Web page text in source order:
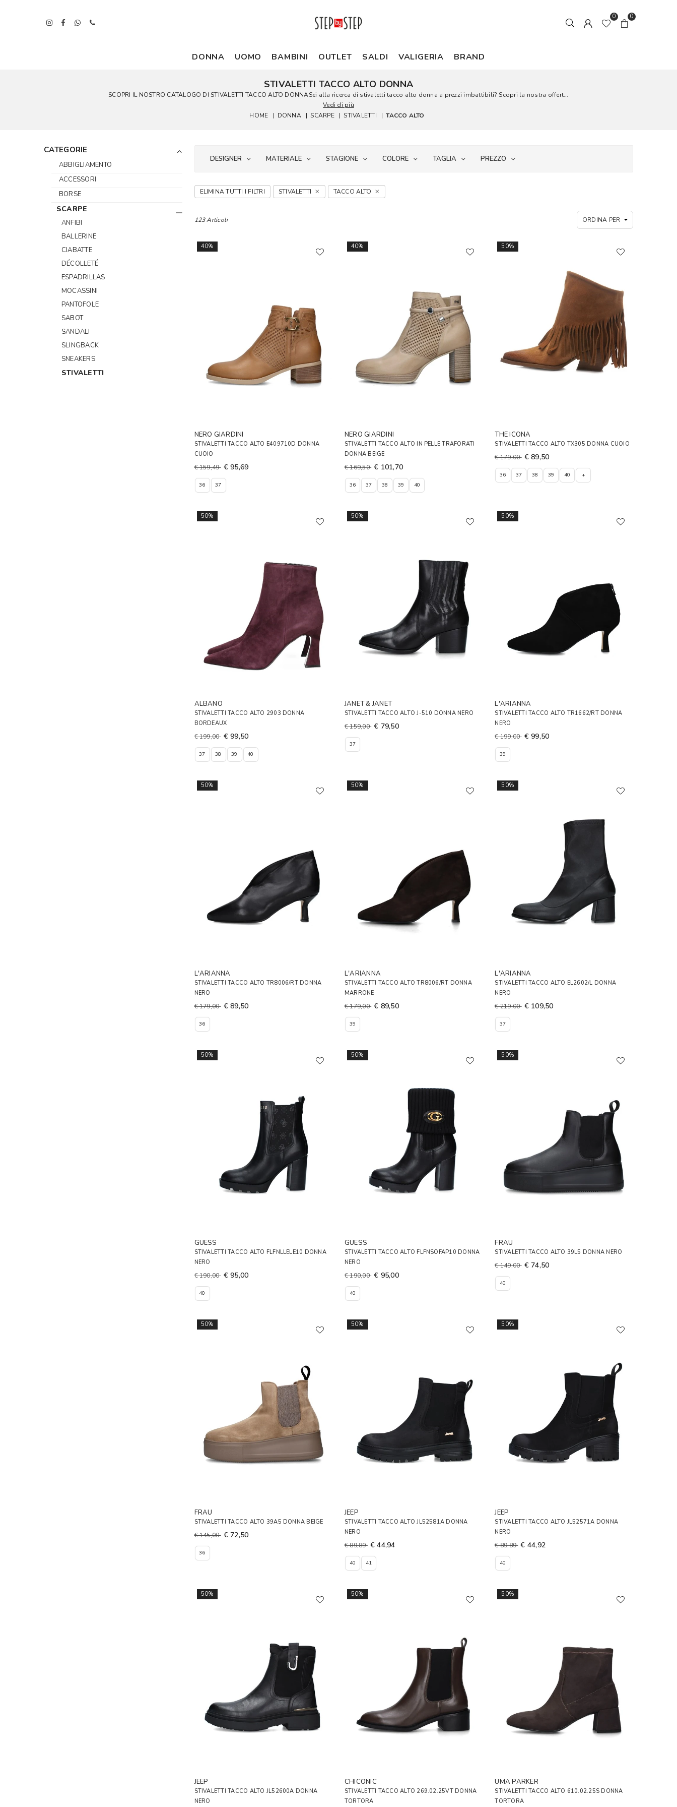
0 0
DONNA UOMO BAMBINI OUTLET SALDI VALIGERIA BRAND
STIVALETTI TACCO ALTO DONNA
SCOPRI IL NOSTRO CATALOGO DI STIVALETTI TACCO ALTO DONNASei alla ricerca di stivaletti tacco alto donna a prezzi imbattibili? Scopri la nostra offert...
Vedi di più
HOME
| DONNA | SCARPE | STIVALETTI | TACCO ALTO
CATEGORIE
ABBIGLIAMENTO
ACCESSORI
BORSE
SCARPE
ANFIBI
BALLERINE
CIABATTE
DÉCOLLETÉ
ESPADRILLAS
MOCASSINI
PANTOFOLE
SABOT
SANDALI
SLINGBACK
SNEAKERS
STIVALETTI
DESIGNER MATERIALE STAGIONE COLORE TAGLIA PREZZO
ELIMINA TUTTI I FILTRI STIVALETTI TACCO ALTO
123 Articoli
40%
NERO GIARDINI
STIVALETTI TACCO ALTO E409710D DONNA
CUOIO
€ 159,49 € 95,69
36 37
40%
NERO GIARDINI
STIVALETTI TACCO ALTO IN PELLE TRAFORATI
DONNA BEIGE
€ 169,50 € 101,70
36 37 38 39 40
50%
THE ICONA
STIVALETTI TACCO ALTO TX305 DONNA CUOIO
€ 179,00 € 89,50
36 37 38 39 40 +
50%
ALBANO
STIVALETTI TACCO ALTO 2903 DONNA
BORDEAUX
€ 199,00 € 99,50
37 38 39 40
50%
JANET & JANET
STIVALETTI TACCO ALTO J-510 DONNA NERO
€ 159,00 € 79,50
37
50%
L'ARIANNA
STIVALETTI TACCO ALTO TR1662/RT DONNA
NERO
€ 199,00 € 99,50
39
50%
L'ARIANNA
STIVALETTI TACCO ALTO TR8006/RT DONNA
NERO
€ 179,00 € 89,50
36
50%
L'ARIANNA
STIVALETTI TACCO ALTO TR8006/RT DONNA
MARRONE
€ 179,00 € 89,50
39
50%
L'ARIANNA
STIVALETTI TACCO ALTO EL2602/L DONNA
NERO
€ 219,00 € 109,50
37
50%
GUESS
STIVALETTI TACCO ALTO FLFNLLELE10 DONNA
NERO
€ 190,00 € 95,00
40
50%
GUESS
STIVALETTI TACCO ALTO FLFNSOFAP10 DONNA
NERO
€ 190,00 € 95,00
40
50%
FRAU
STIVALETTI TACCO ALTO 39L5 DONNA NERO
€ 149,00 € 74,50
40
50%
FRAU
STIVALETTI TACCO ALTO 39A5 DONNA BEIGE
€ 145,00 € 72,50
36
50%
JEEP
STIVALETTI TACCO ALTO JL52581A DONNA
NERO
€ 89,89 € 44,94
40 41
50%
JEEP
STIVALETTI TACCO ALTO JL52571A DONNA
NERO
€ 89,89 € 44,92
40
50%
JEEP
STIVALETTI TACCO ALTO JL52600A DONNA
NERO
50%
CHICONIC
STIVALETTI TACCO ALTO 269.02.25VT DONNA
TORTORA
50%
UMA PARKER
STIVALETTI TACCO ALTO 610.02.25S DONNA
TORTORA